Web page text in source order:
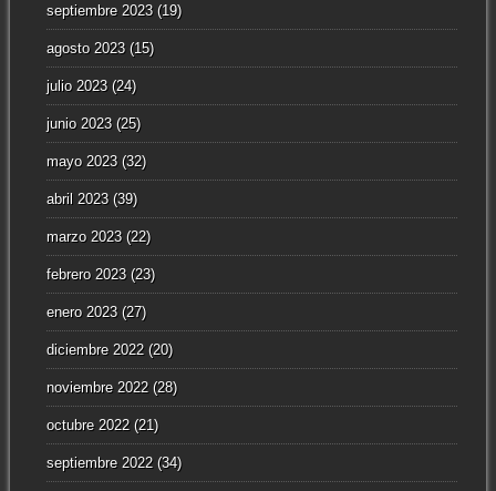
septiembre 2023(19)
agosto 2023(15)
julio 2023(24)
junio 2023(25)
mayo 2023(32)
abril 2023(39)
marzo 2023(22)
febrero 2023(23)
enero 2023(27)
diciembre 2022(20)
noviembre 2022(28)
octubre 2022(21)
septiembre 2022(34)